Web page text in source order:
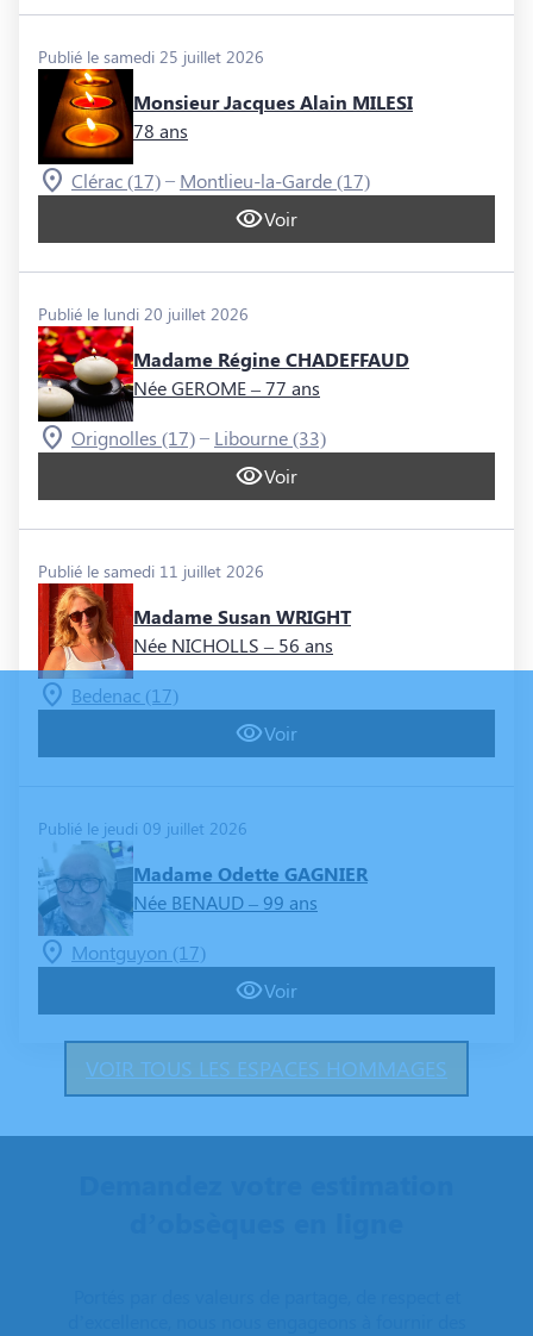
Publié le samedi 25 juillet 2026
Monsieur Jacques Alain MILESI
78 ans
Clérac (17)– Montlieu-la-Garde (17)
Voir
Publié le lundi 20 juillet 2026
Madame Régine CHADEFFAUD
Née GEROME– 77 ans
Orignolles (17)– Libourne (33)
Voir
Publié le samedi 11 juillet 2026
Madame Susan WRIGHT
Née NICHOLLS – 56 ans
Bedenac (17)
Voir
Publié le jeudi 09 juillet 2026
Madame Odette GAGNIER
Née BENAUD– 99 ans
Montguyon (17)
Voir
VOIR TOUS LES ESPACES HOMMAGES